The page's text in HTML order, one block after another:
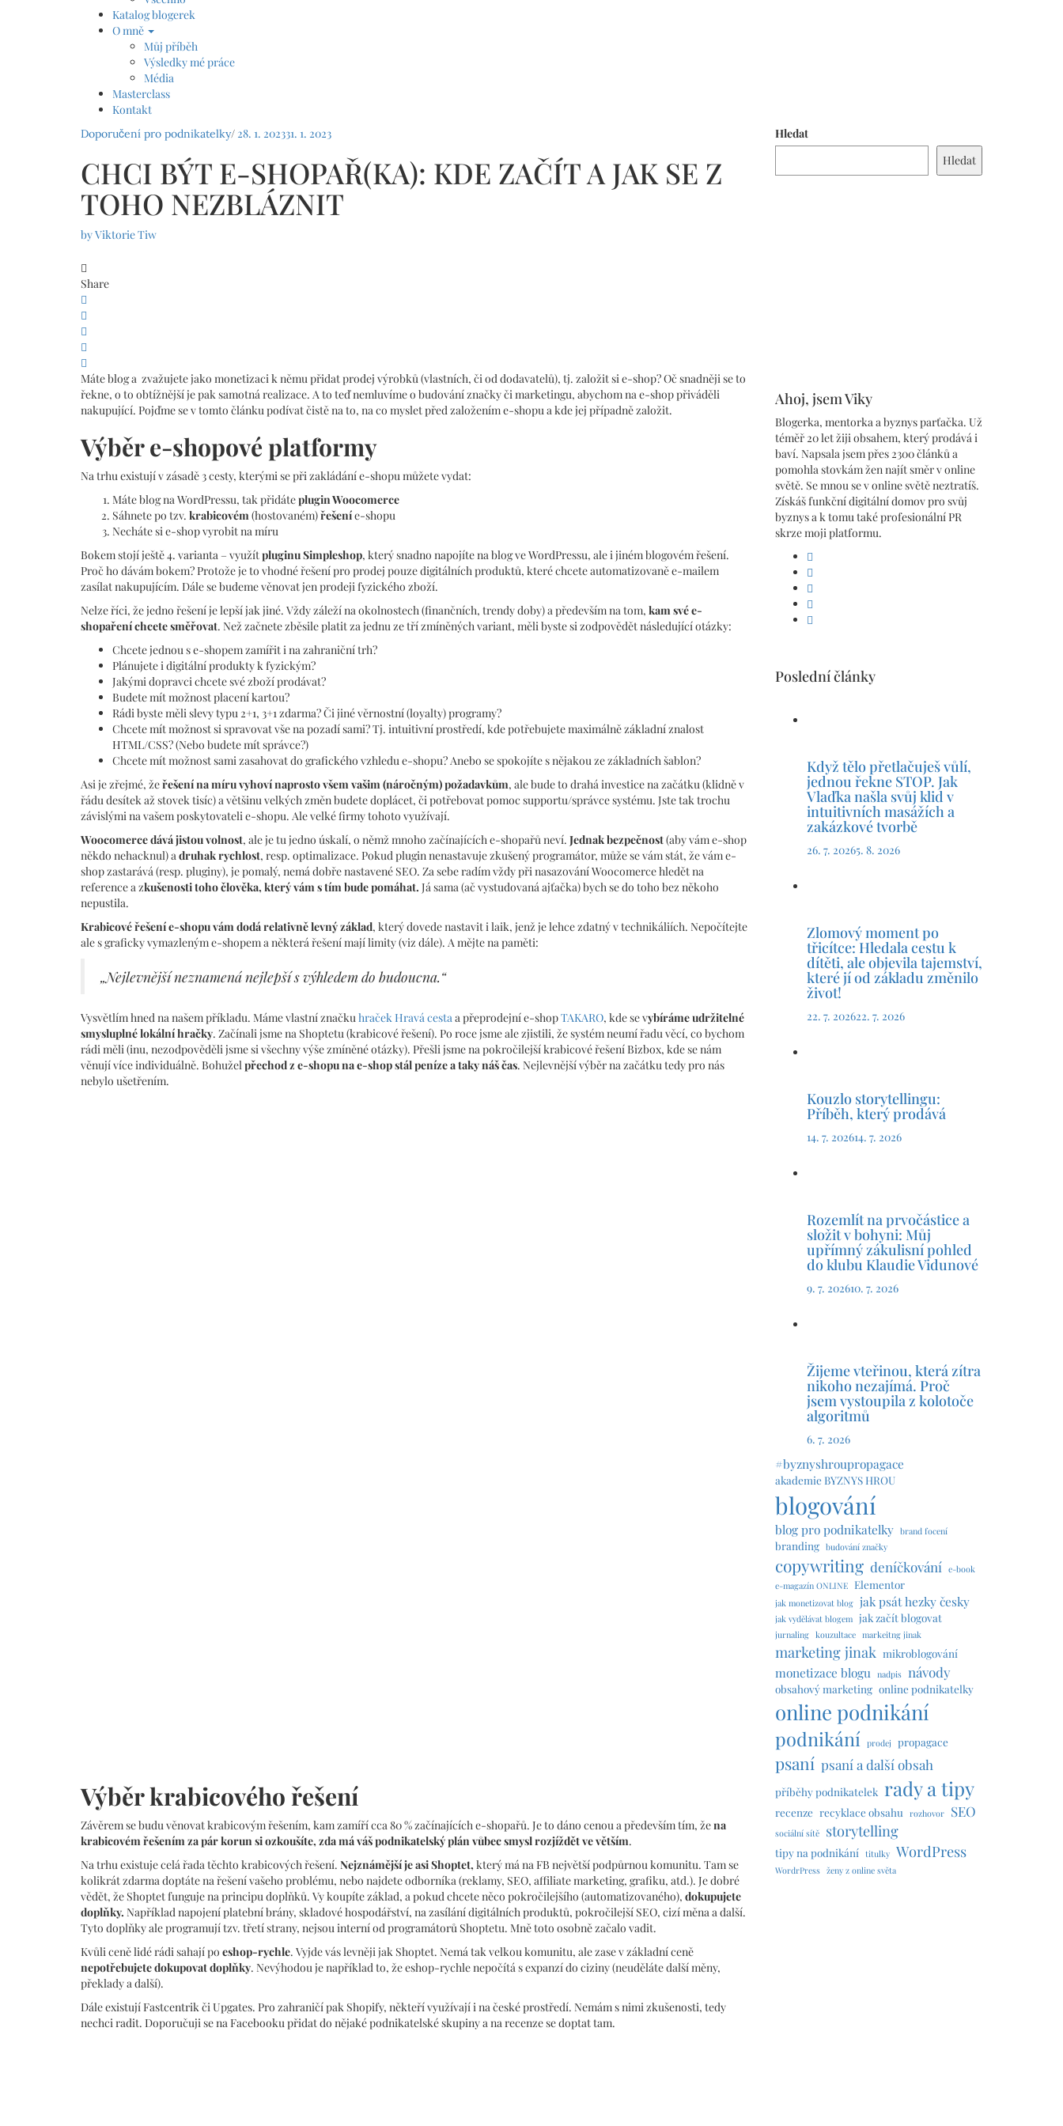
Katalog blogerek
O mně
Můj příběh
Výsledky mé práce
Média
Masterclass
Kontakt
Doporučení pro podnikatelky/ 28. 1. 202331. 1. 2023
CHCI BÝT E-SHOPAŘ(KA): KDE ZAČÍT A JAK SE Z
TOHO NEZBLÁZNIT
byViktorie Tiw
Share
Máte blog a zvažujete jako monetizaci k němu přidat prodej výrobků (vlastních, či od dodavatelů), tj. založit si e-shop? Oč snadněji se to
řekne, o to obtížnější je pak samotná realizace. A to teď nemluvíme o budování značky či marketingu, abychom na e-shop přiváděli
nakupující. Pojďme se v tomto článku podívat čistě na to, na co myslet před založením e-shopu a kde jej případně založit.
Výběr e-shopové platformy
Na trhu existují v zásadě 3 cesty, kterými se při zakládání e-shopu můžete vydat:
Máte blog na WordPressu, tak přidáteplugin Woocomerce
Sáhnete po tzv. krabicovém(hostovaném)řešeníe-shopu
Necháte si e-shop vyrobit na míru
Bokem stojí ještě 4. varianta – využítpluginu Simpleshop, který snadno napojíte na blog ve WordPressu, ale i jiném blogovém řešení.
Proč ho dávám bokem? Protože je to vhodné řešení pro prodej pouze digitálních produktů, které chcete automatizovaně e-mailem
zasílat nakupujícím. Dále se budeme věnovat jen prodeji fyzického zboží.
Nelze říci, že jedno řešení je lepší jak jiné. Vždy záleží na okolnostech (finančních, trendy doby) a především na tom, kam své e-
shopaření chcete směřovat. Než začnete zběsile platit za jednu ze tří zmíněných variant, měli byste si zodpovědět následující otázky:
Chcete jednou s e-shopem zamířit i na zahraniční trh?
Plánujete i digitální produkty k fyzickým?
Jakými dopravci chcete své zboží prodávat?
Budete mít možnost placení kartou?
Rádi byste měli slevy typu 2+1, 3+1 zdarma? Či jiné věrnostní (loyalty) programy?
Chcete mít možnost si spravovat vše na pozadí sami? Tj. intuitivní prostředí, kde potřebujete maximálně základní znalost
HTML/CSS? (Nebo budete mít správce?)
Chcete mít možnost sami zasahovat do grafického vzhledu e-shopu? Anebo se spokojíte s nějakou ze základních šablon?
Asi je zřejmé, žeřešení na míru vyhoví naprosto všem vašim (náročným) požadavkům, ale bude to drahá investice na začátku (klidně v
řádu desítek až stovek tisíc) a většinu velkých změn budete doplácet, či potřebovat pomoc supportu/správce systému. Jste tak trochu
závislými na vašem poskytovateli e-shopu. Ale velké firmy tohoto využívají.
Woocomerce dává jistou volnost, ale je tu jedno úskalí, o němž mnoho začínajících e-shopařů neví. Jednak bezpečnost(aby vám e-shop
někdo nehacknul) adruhak rychlost, resp. optimalizace. Pokud plugin nenastavuje zkušený programátor, může se vám stát, že vám e-
shop zastarává (resp. pluginy), je pomalý, nemá dobře nastavené SEO. Za sebe radím vždy při nasazování Woocomerce hledět na
reference a zkušenosti toho člověka, který vám s tím bude pomáhat. Já sama (ač vystudovaná ajťačka) bych se do toho bez někoho
nepustila.
Krabicové řešení e-shopu vám dodá relativně levný základ, který dovede nastavit i laik, jenž je lehce zdatný v technikáliích. Nepočítejte
ale s graficky vymazleným e-shopem a některá řešení mají limity (viz dále). A mějte na paměti:
„Nejlevnější neznamená nejlepší s výhledem do budoucna.“
Vysvětlím hned na našem příkladu. Máme vlastní značkuhraček Hravá cestaa přeprodejní e-shopTAKARO, kde se vybíráme udržitelné
smysluplné lokální hračky. Začínali jsme na Shoptetu (krabicové řešení). Po roce jsme ale zjistili, že systém neumí řadu věcí, co bychom
rádi měli (inu, nezodpověděli jsme si všechny výše zmíněné otázky). Přešli jsme na pokročilejší krabicové řešení Bizbox, kde se nám
věnují více individuálně. Bohuželpřechod z e-shopu na e-shop stál peníze a taky náš čas. Nejlevnější výběr na začátku tedy pro nás
nebylo ušetřením.
Výběr krabicového řešení
Závěrem se budu věnovat krabicovým řešením, kam zamíří cca 80 % začínajících e-shopařů. Je to dáno cenou a především tím, žena
krabicovém řešením za pár korun si ozkoušíte, zda má váš podnikatelský plán vůbec smysl rozjíždět ve větším.
Na trhu existuje celá řada těchto krabicových řešení. Nejznámější je asi Shoptet, který má na FB největší podpůrnou komunitu. Tam se
kolikrát zdarma doptáte na řešení vašeho problému, nebo najdete odborníka (reklamy, SEO, affiliate marketing, grafiku, atd.). Je dobré
vědět, že Shoptet funguje na principu doplňků. Vy koupíte základ, a pokud chcete něco pokročilejšího (automatizovaného), dokupujete
doplňky. Například napojení platební brány, skladové hospodářství, na zasílání digitálních produktů, pokročilejší SEO, cizí měna a další.
Tyto doplňky ale programují tzv. třetí strany, nejsou interní od programátorů Shoptetu. Mně toto osobně začalo vadit.
Kvůli ceně lidé rádi sahají po eshop-rychle. Vyjde vás levněji jak Shoptet. Nemá tak velkou komunitu, ale zase v základní ceně
nepotřebujete dokupovat doplňky. Nevýhodou je například to, že eshop-rychle nepočítá s expanzí do ciziny (neuděláte další měny,
překlady a další).
Dále existují Fastcentrik či Upgates. Pro zahraničí pak Shopify, někteří využívají i na české prostředí. Nemám s nimi zkušenosti, tedy
nechci radit. Doporučuji se na Facebooku přidat do nějaké podnikatelské skupiny a na recenze se doptat tam.
Hledat
Hledat
Ahoj, jsem Viky
Blogerka, mentorka a byznys parťačka. Už
téměř 20 let žiji obsahem, který prodává i
baví. Napsala jsem přes 2300 článků a
pomohla stovkám žen najít směr v online
světě. Se mnou se v online světě neztratíš.
Získáš funkční digitální domov pro svůj
byznys a k tomu také profesionální PR
skrze moji platformu.
facebook
linkedin
pinterest
instagram
youtube
Poslední články
Když tělo přetlačuješ vůlí,
jednou řekne STOP. Jak
Vlaďka našla svůj klid v
intuitivních masážích a
zakázkové tvorbě
26. 7. 20265. 8. 2026
Zlomový moment po
třicítce: Hledala cestu k
dítěti, ale objevila tajemství,
které jí od základu změnilo
život!
22. 7. 202622. 7. 2026
Kouzlo storytellingu:
Příběh, který prodává
14. 7. 202614. 7. 2026
Rozemlít na prvočástice a
složit v bohyni: Můj
upřímný zákulisní pohled
do klubu Klaudie Vidunové
9. 7. 202610. 7. 2026
Žijeme vteřinou, která zítra
nikoho nezajímá. Proč
jsem vystoupila z kolotoče
algoritmů
6. 7. 2026
#byznyshroupropagace
akademie BYZNYS HROU
blogování
blog pro podnikatelky brand focení
branding budování značky
copywriting deníčkování e-book
e-magazín ONLINE Elementor
jak monetizovat blog jak psát hezky česky
jak vydělávat blogem jak začít blogovat
jurnaling kouzultace markeitng jinak
marketing jinak mikroblogování
monetizace blogu nadpis návody
obsahový marketing online podnikatelky
online podnikání
podnikání prodej propagace
psaní psaní a další obsah
příběhy podnikatelek rady a tipy
recenze recyklace obsahu rozhovor SEO
sociální sítě storytelling
tipy na podnikání titulky WordPress
WordrPress ženy z online světa